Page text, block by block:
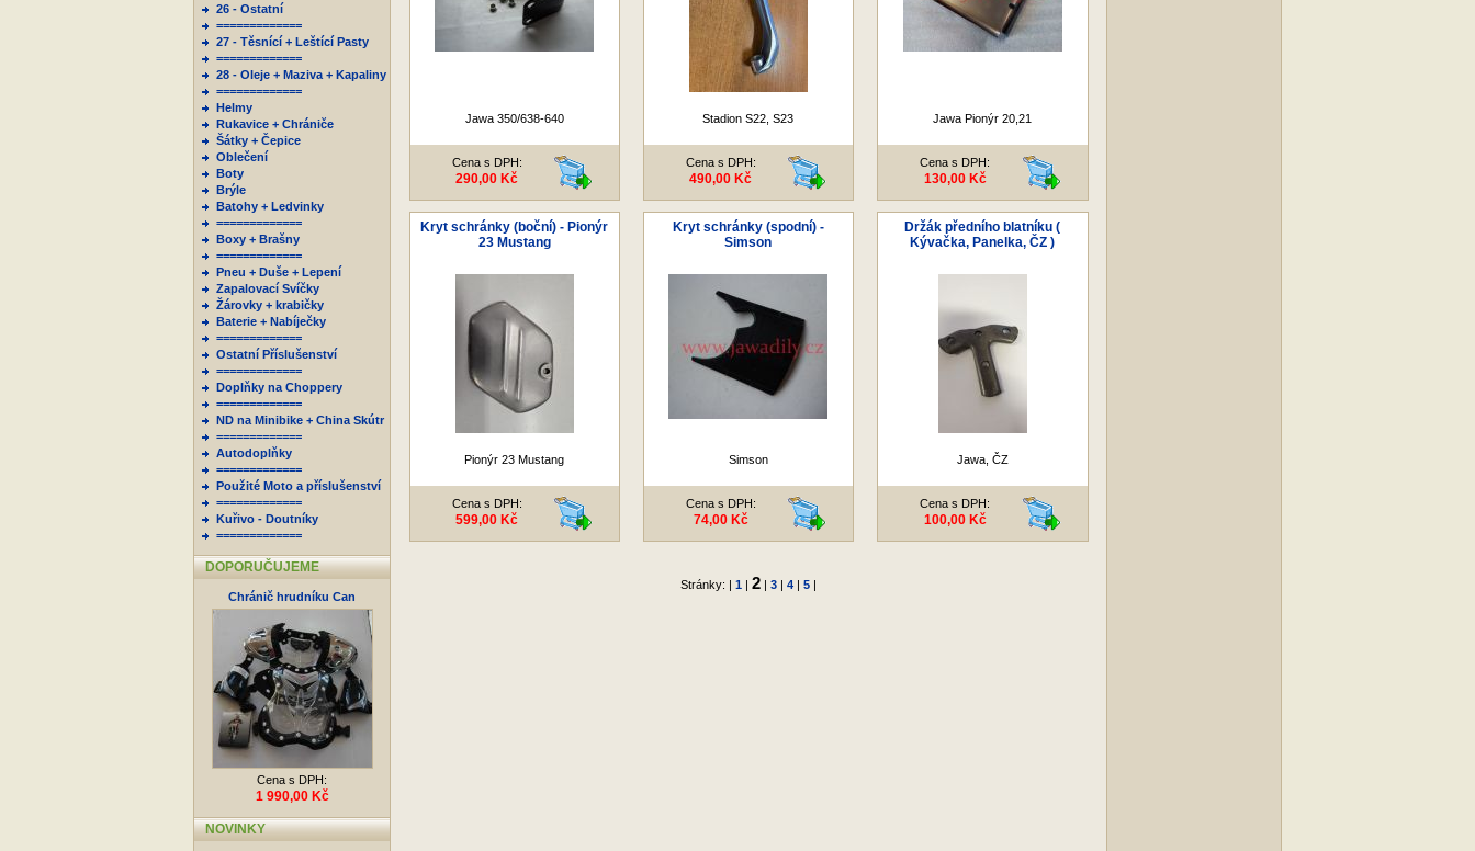
26 - Ostatní
=============
27 - Těsnící + Leštící Pasty
=============
28 - Oleje + Maziva + Kapaliny
=============
Helmy
Rukavice + Chrániče
Šátky + Čepice
Oblečení
Boty
Brýle
Batohy + Ledvinky
=============
Boxy + Brašny
=============
Pneu + Duše + Lepení
Zapalovací Svíčky
Žárovky + krabičky
Baterie + Nabíječky
=============
Ostatní Příslušenství
=============
Doplňky na Choppery
=============
ND na Minibike + China Skútr
=============
Autodoplňky
=============
Použité Moto a příslušenství
=============
Kuřivo - Doutníky
=============
DOPORUČUJEME
Chránič hrudníku Can
Cena s DPH:
1 990,00 Kč
NOVINKY
Jawa 350/638-640
Cena s DPH:
290,00 Kč
Stadion S22, S23
Cena s DPH:
490,00 Kč
Jawa Pionýr 20,21
Cena s DPH:
130,00 Kč
Kryt schránky (boční) - Pionýr
23 Mustang
Pionýr 23 Mustang
Cena s DPH:
599,00 Kč
Kryt schránky (spodní) -
Simson
Simson
Cena s DPH:
74,00 Kč
Držák předního blatníku (
Kývačka, Panelka, ČZ )
Jawa, ČZ
Cena s DPH:
100,00 Kč
Stránky: | 1 | 2 | 3 | 4 | 5 |